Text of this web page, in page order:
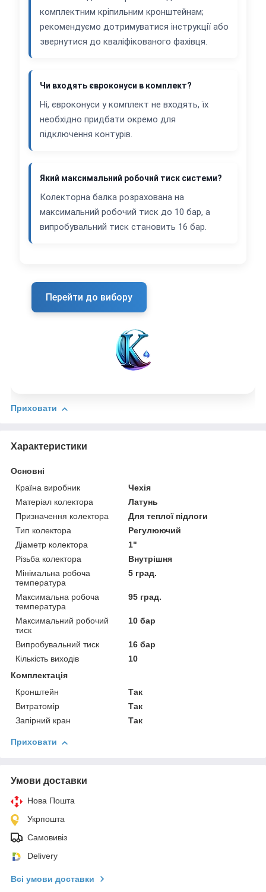
комплектним кріпильним кронштейнам;
рекомендуємо дотримуватися інструкції або
звернутися до кваліфікованого фахівця.
Чи входять євроконуси в комплект?
Ні, євроконуси у комплект не входять, їх
необхідно придбати окремо для
підключення контурів.
Який максимальний робочий тиск системи?
Колекторна балка розрахована на
максимальний робочий тиск до 10 бар, а
випробувальний тиск становить 16 бар.
Перейти до вибору
Приховати
Характеристики
Основні
Країна виробник
Чехія
Матеріал колектора
Латунь
Призначення колектора
Для теплої підлоги
Тип колектора
Регулюючий
Діаметр колектора
1"
Різьба колектора
Внутрішня
Мінімальна робоча
температура
5 град.
Максимальна робоча
температура
95 град.
Максимальний робочий
тиск
10 бар
Випробувальний тиск
16 бар
Кількість виходів
10
Комплектація
Кронштейн
Так
Витратомір
Так
Запірний кран
Так
Приховати
Умови доставки
Нова Пошта
Укрпошта
Самовивіз
Delivery
Всі умови доставки